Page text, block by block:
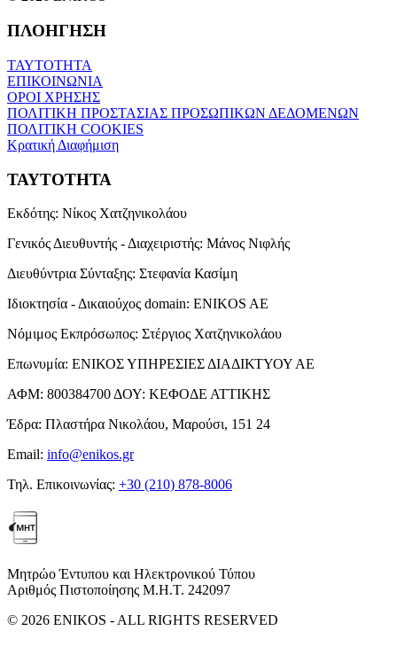
ΠΛΟΗΓΗΣΗ
ΤΑΥΤΟΤΗΤΑ
ΕΠΙΚΟΙΝΩΝΙΑ
ΟΡΟΙ ΧΡΗΣΗΣ
ΠΟΛΙΤΙΚΗ ΠΡΟΣΤΑΣΙΑΣ ΠΡΟΣΩΠΙΚΩΝ ΔΕΔΟΜΕΝΩΝ
ΠΟΛΙΤΙΚΗ COOKIES
Κρατική Διαφήμιση
ΤΑΥΤΟΤΗΤΑ
Εκδότης: Νίκος Χατζηνικολάου
Γενικός Διευθυντής - Διαχειριστής: Μάνος Νιφλής
Διευθύντρια Σύνταξης: Στεφανία Κασίμη
Ιδιοκτησία - Δικαιούχος domain: ENIKOS AE
Νόμιμος Εκπρόσωπος: Στέργιος Χατζηνικολάου
Επωνυμία: ΕΝΙΚΟΣ ΥΠΗΡΕΣΙΕΣ ΔΙΑΔΙΚΤΥΟΥ ΑΕ
ΑΦΜ: 800384700 ΔΟΥ: ΚΕΦΟΔΕ ΑΤΤΙΚΗΣ
Έδρα: Πλαστήρα Νικολάου, Μαρούσι, 151 24
Email: info@enikos.gr
Τηλ. Επικοινωνίας: +30 (210) 878-8006
Μητρώο Έντυπου και Ηλεκτρονικού Τύπου
Αριθμός Πιστοποίησης Μ.Η.Τ. 242097
© 2026 ENIKOS - ALL RIGHTS RESERVED